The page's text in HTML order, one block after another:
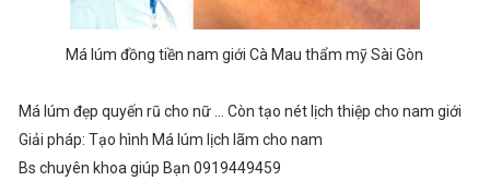
Má lúm đồng tiền nam giới Cà Mau thẩm mỹ Sài Gòn
Má lúm đẹp quyến rũ cho nữ ... Còn tạo nét lịch thiệp cho nam giới
Giải pháp: Tạo hình Má lúm lịch lãm cho nam
Bs chuyên khoa giúp Bạn 0919449459